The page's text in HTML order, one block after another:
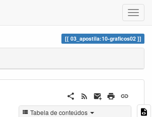
03_apostila:10-graficos02
Tabela de conteúdos